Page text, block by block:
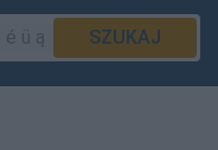
SZUKAJ